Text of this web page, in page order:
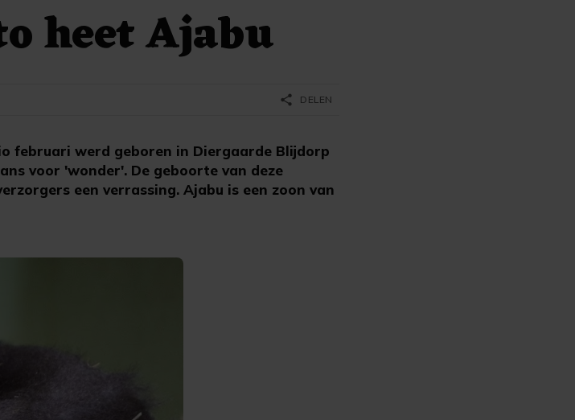
heet Ajabu
februari werd geboren in Diergaarde Blijdorp
voor 'wonder'. De geboorte van deze
een verrassing. Ajabu is een zoon van
share DELEN